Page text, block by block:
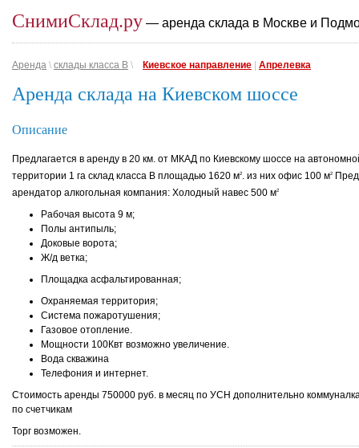
СнимиСклад.ру — аренда склада в Москве и
Аренда \ склады класса B \ Киевское направление Апрелевка
Аренда склада на Киевском шоссе
Описание
Предлагается в аренду в 20 км. от МКАД по Киевскому шоссе на
территории 1 га склад класса В площадью 1620 м2. из них офис 100 м2
арендатор алкогольная компания: Холодный навес 500 м2
Рабочая высота 9 м;
Полы антипыль;
Доковые ворота;
Ж/д ветка;
Площадка асфальтированная;
Охраняемая территория;
Система пожаротушения;
Газовое отопление.
Мощности 100Квт возможно увеличение.
Вода скважина
Телефония и интернет.
Стоимость аренды 750000 руб. в месяц по УСН дополнительно
по счетчикам
Торг возможен.